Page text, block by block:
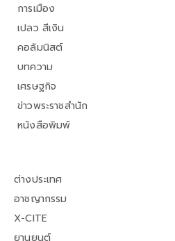
การเมือง
เปลว สีเงิน
คอลัมนิสต์
บทความ
เศรษฐกิจ
ข่าวพระราชสำนัก
หนังสือพิมพ์
ต่างประเทศ
อาชญากรรม
X-CITE
ยานยนต์